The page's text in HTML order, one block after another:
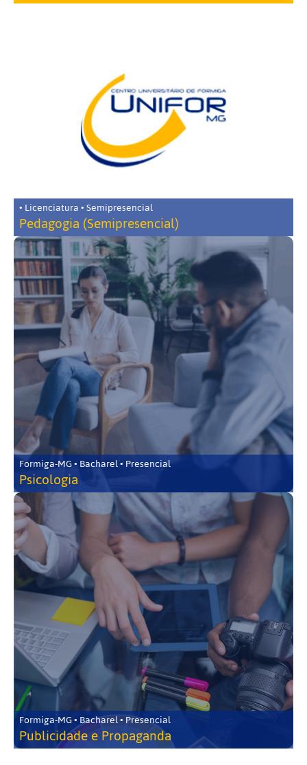
• Licenciatura • Semipresencial
Pedagogia (Semipresencial)
Formiga-MG • Bacharel • Presencial
Psicologia
Formiga-MG • Bacharel • Presencial
Publicidade e Propaganda